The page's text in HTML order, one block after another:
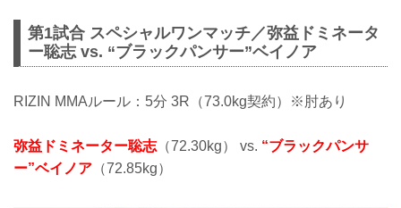
第1試合 スペシャルワンマッチ／弥益ドミネータ
ー聡志 vs. “ブラックパンサー”ベイノア
RIZIN MMAルール：5分 3R（73.0kg契約）※肘あり
弥益ドミネーター聡志 （72.30kg） vs. “ブラックパンサ
ー”ベイノア （72.85kg）